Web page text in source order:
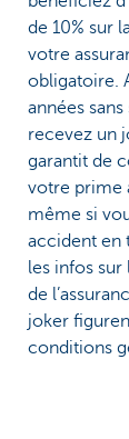
de 10% sur
votre
obligatoire.
années
recevez un
garantit de
votre prime
même si
accident en
les infos
de
joker
conditions